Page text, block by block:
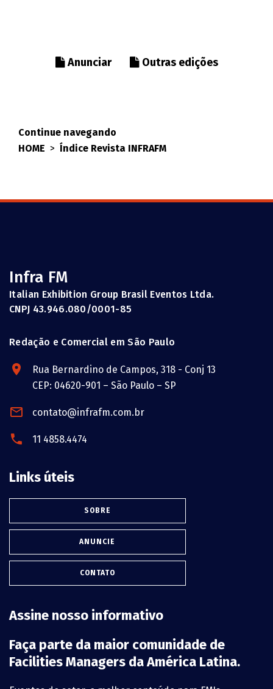
Anunciar Outras edições
Continue navegando
HOME > Índice Revista INFRAFM
Infra FM
Italian Exhibition Group Brasil Eventos Ltda.
CNPJ 43.946.080/0001-85
Redação e Comercial em São Paulo
Rua Bernardino de Campos, 318 - Conj 13
CEP: 04620-901 – São Paulo – SP
contato@infrafm.com.br
11 4858.4474
Links úteis
SOBRE
ANUNCIE
CONTATO
Assine nosso informativo
Faça parte da maior comunidade de
Facilities Managers da América Latina.